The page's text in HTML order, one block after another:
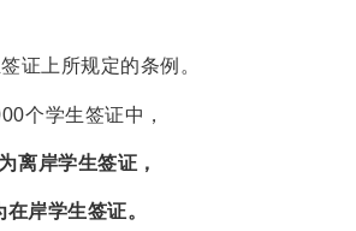
证上所规定的条例。
个学生签证中，
离岸学生签证，
岸学生签证。